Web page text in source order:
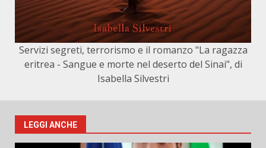
Servizi segreti, terrorismo e il romanzo "La ragazza
eritrea - Sangue e morte nel deserto del Sinai", di
Isabella Silvestri
LEGGI ANCHE